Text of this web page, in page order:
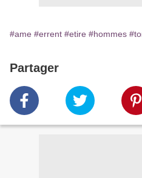
#ame #errent #etire #hommes
Partager